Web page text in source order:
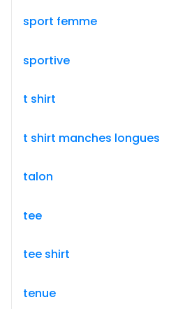
sport femme
sportive
t shirt
t shirt manches longues
talon
tee
tee shirt
tenue